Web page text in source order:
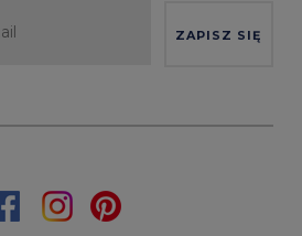
ZAPISZ SIĘ